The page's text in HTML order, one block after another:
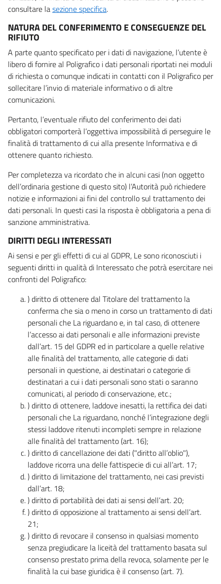
consultare lasezione specifica.
NATURA DEL CONFERIMENTO E CONSEGUENZE DEL
RIFIUTO
A parte quanto specificato per i dati di navigazione, l’utente è
libero di fornire al Poligrafico i dati personali riportati nei moduli
di richiesta o comunque indicati in contatti con il Poligrafico per
sollecitare l’invio di materiale informativo o di altre
comunicazioni.
Pertanto, l’eventuale rifiuto del conferimento dei dati
obbligatori comporterà l’oggettiva impossibilità di perseguire le
finalità di trattamento di cui alla presente Informativa e di
ottenere quanto richiesto.
Per completezza va ricordato che in alcuni casi (non oggetto
dell’ordinaria gestione di questo sito) l’Autorità può richiedere
notizie e informazioni ai fini del controllo sul trattamento dei
dati personali. In questi casi la risposta è obbligatoria a pena di
sanzione amministrativa.
DIRITTI DEGLI INTERESSATI
Ai sensi e per gli effetti di cui al GDPR, Le sono riconosciuti i
seguenti diritti in qualità di Interessato che potrà esercitare nei
confronti del Poligrafico:
) diritto di ottenere dal Titolare del trattamento la
conferma che sia o meno in corso un trattamento di dati
personali che La riguardano e, in tal caso, di ottenere
l’accesso ai dati personali e alle informazioni previste
dall’art. 15 del GDPR ed in particolare a quelle relative
alle finalità del trattamento, alle categorie di dati
personali in questione, ai destinatari o categorie di
destinatari a cui i dati personali sono stati o saranno
comunicati, al periodo di conservazione, etc.;
) diritto di ottenere, laddove inesatti, la rettifica dei dati
personali che La riguardano, nonché l’integrazione degli
stessi laddove ritenuti incompleti sempre in relazione
alle finalità del trattamento (art. 16);
) diritto di cancellazione dei dati ("diritto all’oblio"),
laddove ricorra una delle fattispecie di cui all’art. 17;
) diritto di limitazione del trattamento, nei casi previsti
dall’art. 18;
) diritto di portabilità dei dati ai sensi dell’art. 20;
) diritto di opposizione al trattamento ai sensi dell’art.
21;
) diritto di revocare il consenso in qualsiasi momento
senza pregiudicare la liceità del trattamento basata sul
consenso prestato prima della revoca, solamente per le
finalità la cui base giuridica è il consenso (art. 7).